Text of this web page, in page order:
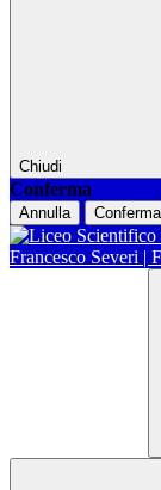
Chiudi
Conferma
Annulla Conferma
Francesco Severi |